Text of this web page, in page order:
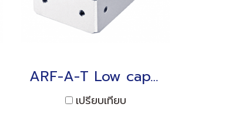
ARF-A-T Low capacity Tri-axial Acceleration Transducer 20 to 500m/s2
เปรียบเทียบ